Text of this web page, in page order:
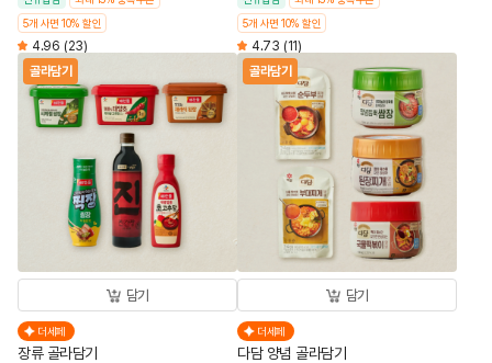
5개 사면 10% 할인
4.96 (23)
5개 사면 10% 할인
4.73 (11)
골라담기
담기
더세페
장류 골라담기
골라담기
담기
더세페
다담 양념 골라담기